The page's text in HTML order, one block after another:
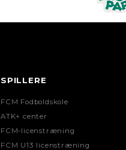
SPILLERE
FCM Fodboldskole
ATK+ center
FCM-licenstræning
FCM U13 licenstræning